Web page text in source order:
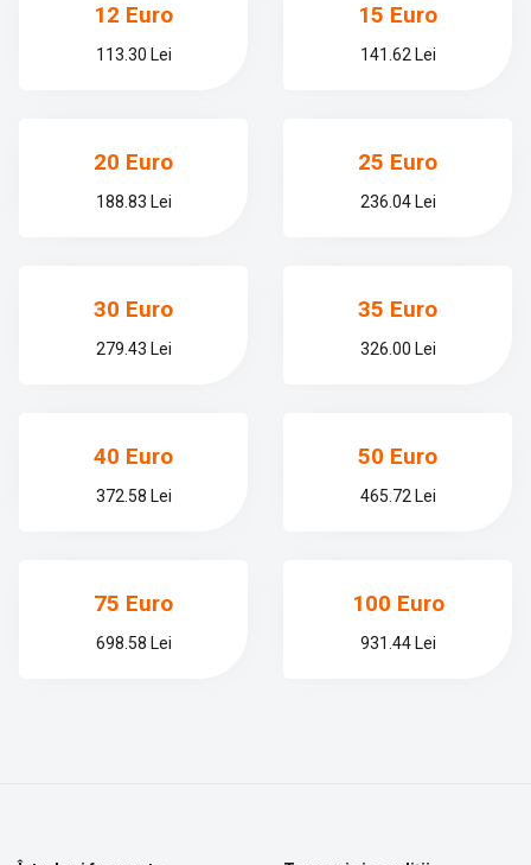
12 Euro
113.30 Lei
15 Euro
141.62 Lei
20 Euro
188.83 Lei
25 Euro
236.04 Lei
30 Euro
279.43 Lei
35 Euro
326.00 Lei
40 Euro
372.58 Lei
50 Euro
465.72 Lei
75 Euro
698.58 Lei
100 Euro
931.44 Lei